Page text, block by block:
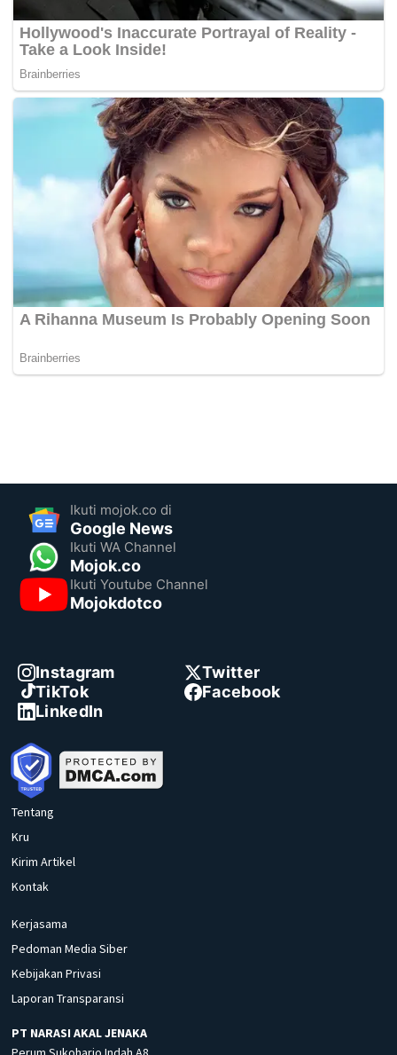
Ikuti mojok.co di
Google News
Ikuti WA Channel
Mojok.co
Ikuti Youtube Channel
Mojokdotco
Instagram
Twitter
TikTok
Facebook
LinkedIn
Tentang
Kru
Kirim Artikel
Kontak
Kerjasama
Pedoman Media Siber
Kebijakan Privasi
Laporan Transparansi
PT NARASI AKAL JENAKA